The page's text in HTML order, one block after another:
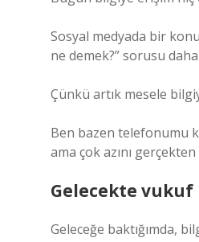
Sosyal medyada bir
ne demek?” sorusu
Çünkü artık mesele
Ben bazen telefonumu
ama çok azını gerçekten
Gelecekte vukuf
Geleceğe baktığımda,